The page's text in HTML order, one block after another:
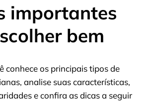
importantes
bem
conhece os principais tipos de
analise suas características,
e confira as dicas a seguir